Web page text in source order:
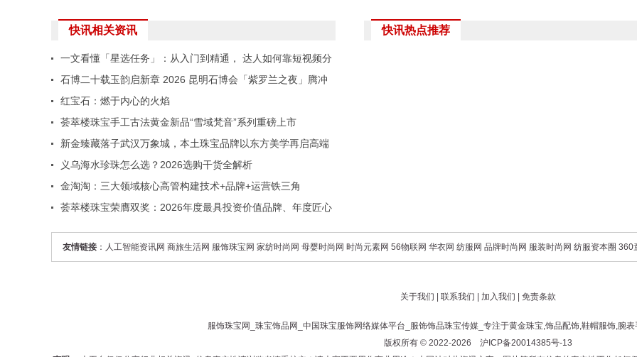
快讯相关资讯
一文看懂「星选任务」：从入门到精通， 达人如何靠短视频分
成赚钱
石博二十载玉韵启新章 2026 昆明石博会「紫罗兰之夜」腾冲
专场重磅启幕
红宝石：燃于内心的火焰
荟萃楼珠宝手工古法黄金新品“雪域梵音”系列重磅上市
新金臻藏落子武汉万象城，本土珠宝品牌以东方美学再启高端
新章
义乌海水珍珠怎么选？2026选购干货全解析
金淘淘：三大领域核心高管构建技术+品牌+运营铁三角
荟萃楼珠宝荣膺双奖：2026年度最具投资价值品牌、年度匠心
快讯热点推荐
友情链接 ： 人工智能资讯网 商旅生活网 服饰珠宝网 家纺时尚网 母婴时尚网 时尚元素网 56物联网 华衣网 纺服网 品牌时尚网 服装时尚网 纺服资本圈 360
关于我们 | 联系我们 | 加入我们 | 免责条款
服饰珠宝网 珠宝饰品网 中国珠宝服饰网络媒体平台_服饰饰品珠宝传媒_专注于黄金珠宝,饰品配饰,鞋帽服饰,腕表
版权所有 © 2022-2026 沪ICP备20014385号-13